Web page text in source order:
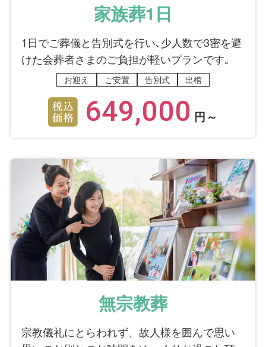
家族葬1日
1日でご葬儀と告別式を行い､少人数で3密を避
けた会葬者さまのご負担が軽いプランです｡
お迎え ご安置 告別式 出棺
649,000 円～
無宗教葬
宗教儀礼にとらわれず、故人様を囲んで思い